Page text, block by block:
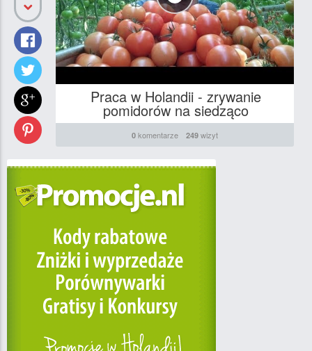
Praca w Holandii - zrywanie
pomidorów na siedząco
0 komentarze 249 wizyt